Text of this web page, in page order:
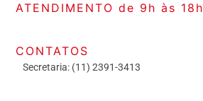
ATENDIMENTO de 9h às 18h
CONTATOS
Secretaria: (11) 2391-3413